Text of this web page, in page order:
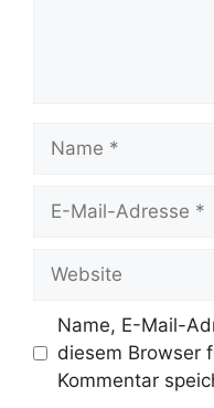
Name
Website
Name, E-Mail-
diesem Browser
Kommentar